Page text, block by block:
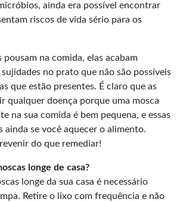
ainda era possível encontrar
riscos de vida sério para os
pousam na comida, elas acabam
no prato que não são possíveis
que estão presentes. É claro que as
qualquer doença porque uma mosca
na sua comida é bem pequena, e essas
ainda se você aquecer o alimento.
do que remediar!
longe de casa?
longe da sua casa é necessário
Retire o lixo com frequência e não